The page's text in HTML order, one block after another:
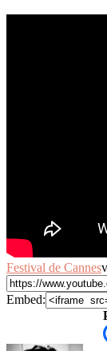
Festival de Cannes
Embed: